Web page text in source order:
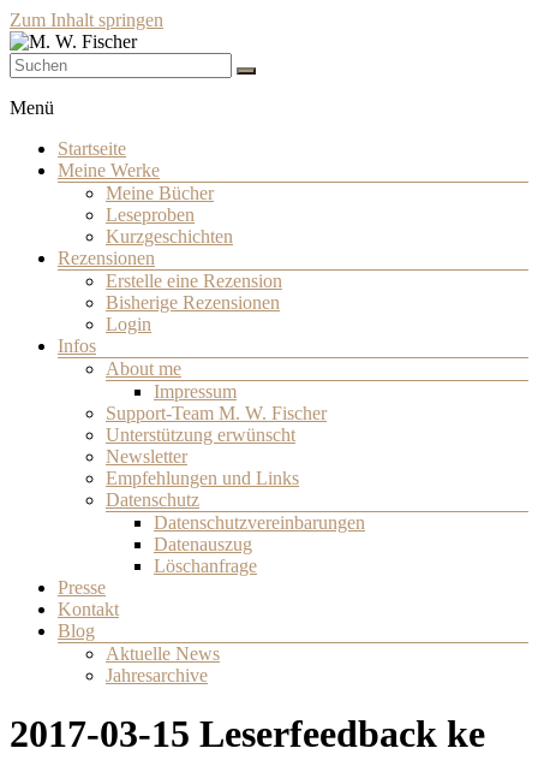
Zum Inhalt springen
Schriftsteller
Menü
Startseite
Meine Werke
Meine Bücher
Leseproben
Kurzgeschichten
Rezensionen
Erstelle eine Rezension
Bisherige Rezensionen
Login
Infos
About me
Impressum
Support-Team M. W. Fischer
Unterstützung erwünscht
Newsletter
Empfehlungen und Links
Datenschutz
Datenschutzvereinbarungen
Datenauszug
Löschanfrage
Presse
Kontakt
Blog
Aktuelle News
Jahresarchive
2017-03-15 Leserfeedback ke